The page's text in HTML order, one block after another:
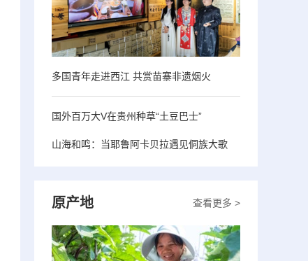
多国青年走进西江 共赏苗寨非遗烟火
国外百万大V在贵州种草“土豆巴士”
山海和鸣：当耶鲁阿卡贝拉遇见侗族大歌
查看更多 >
原产地